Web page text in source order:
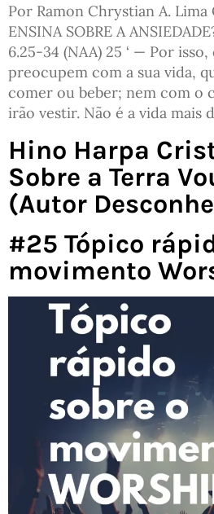
Por Ramon Chrystian A. Lima
ENSINA SOBRE A
6.25-34 (NAA) 25 ‘ — Por
preocupem com a sua vida,
comer ou beber; nem com o
irão vestir. Não é a vida mais
Hino Harpa
Sobre a Terra
(Autor
#25 Tópico
movimento